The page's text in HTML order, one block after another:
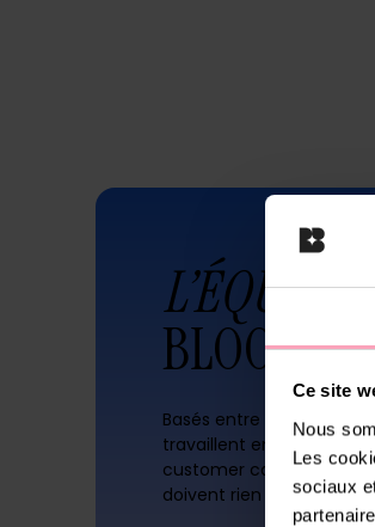
Ce site
Nous
Les
sociaux
L’ÉQUIPE
Basés entre Paris et
travaillent en symbiose.
customer care
doivent rien au hasard !